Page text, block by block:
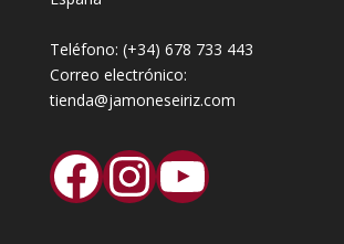
Teléfono: (+34) 678 733 443
Correo electrónico:
tienda@jamoneseiriz.com
Facebook
Instagram
YouTube